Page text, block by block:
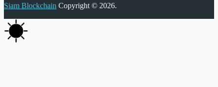
Siam Blockchain Copyright © 2026.